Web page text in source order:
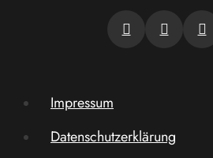
Impressum
Datenschutzerklärung